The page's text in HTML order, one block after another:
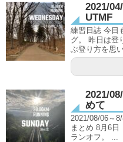
2021/
UTMF
練習日誌 今日
グ。 昨日は登
ぶ登り方を思
2021/
めて
2021/08/06～
まとめ 8月6
ランオフ。 ...